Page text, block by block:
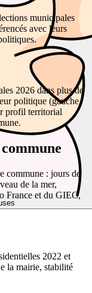
municipales
avec leurs
2026 dans plus de
politique (gauche,
profil territorial
commune : jours de
de la mer,
France et du GIEC,
2022 et
la mairie, stabilité